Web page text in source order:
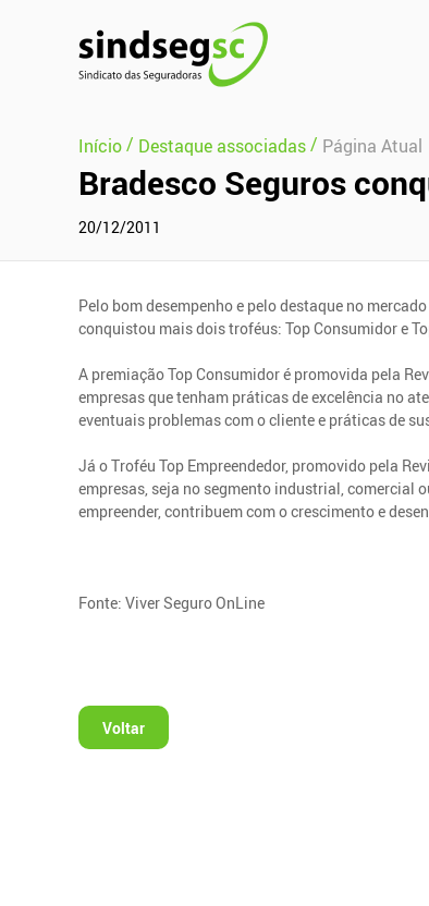
Início/ Destaque associadas/ Página Atual
Bradesco Seguros
20/12/2011
Pelo bom desempenho e pelo destaque no
conquistou mais dois troféus: Top Consumidor e
A premiação Top Consumidor é promovida pela
empresas que tenham práticas de excelência no
eventuais problemas com o cliente e práticas de
Já o Troféu Top Empreendedor, promovido pela
empresas, seja no segmento industrial, comercial
empreender, contribuem com o crescimento e
Fonte: Viver Seguro OnLine
Voltar